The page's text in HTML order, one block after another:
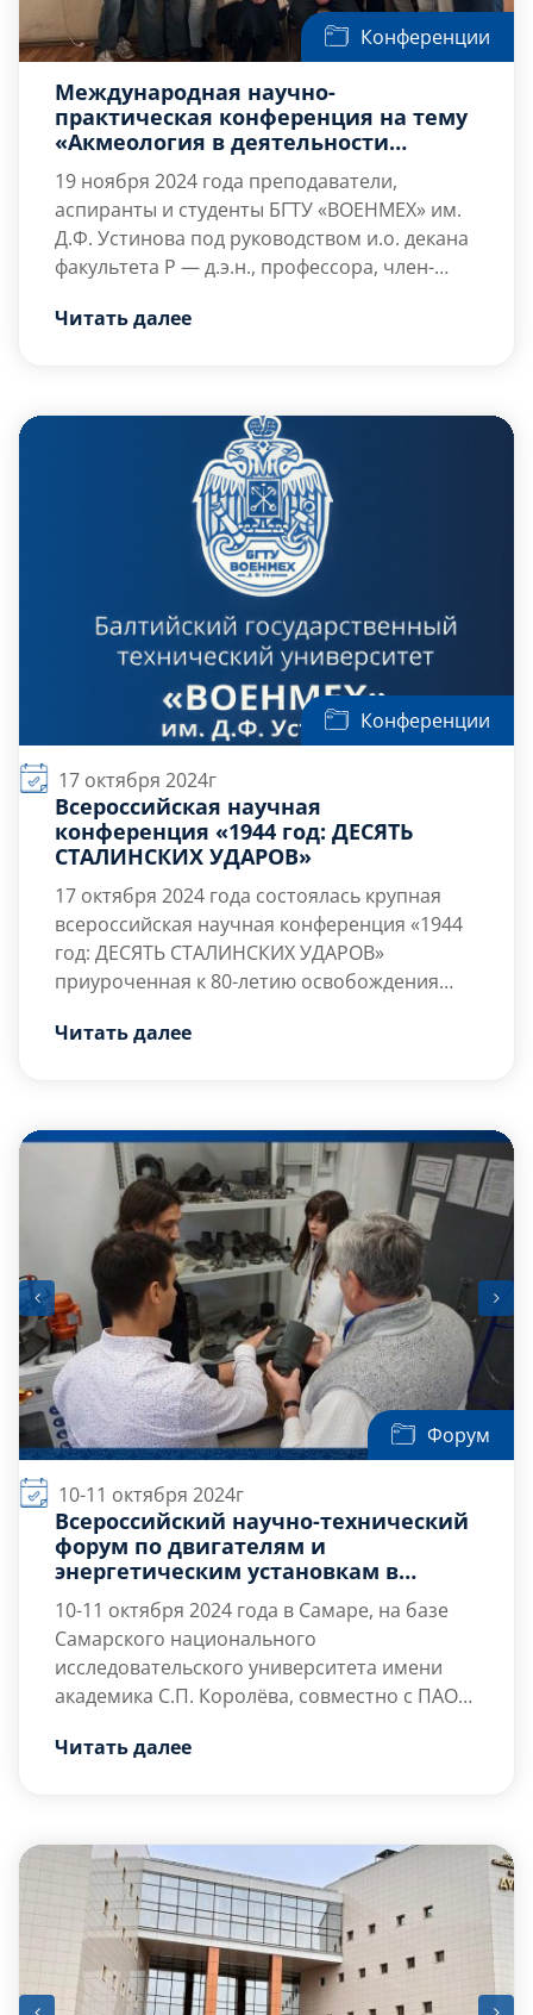
Конференции
Международная научно-
практическая конференция на тему
«Акмеология в деятельности
субъектов образования»
19 ноября 2024 года преподаватели,
аспиранты и студенты БГТУ «ВОЕНМЕХ» им.
Д.Ф. Устинова под руководством и.о. декана
факультета Р — д.э.н., профессора, член-
науки и высоких технологий Российской
Д.Ф. Устинова доктора техн. наук,
профессора Шашурина Александра
Евгеньевича, приняли участие в
международной […]
Читать далее
Конференции
17 октября 2024г
Всероссийская научная
конференция «1944 год: ДЕСЯТЬ
СТАЛИНСКИХ УДАРОВ»
17 октября 2024 года состоялась крупная
всероссийская научная конференция «1944
год: ДЕСЯТЬ СТАЛИНСКИХ УДАРОВ»
приуроченная к 80-летию освобождения
изгнания немецко-фашистских войск с
ПРЕЗИДЕНТСКАЯ БИБЛИОТЕКА,
РОССИЙСКОЕ ИСТОРИЧЕСКОЕ
ОБЩЕСТВО,
ФОНД ИСТОРИЯ ОТЕЧЕСТВА.
Десять сталинских ударов — это серия
крупных наступательных операций,
проведённых Советским Союзом в […]
Читать далее
Форум
10-11 октября 2024г
Всероссийский научно-технический
форум по двигателям и
энергетическим установкам в
Самаре
10-11 октября 2024 года в Самаре, на базе
Самарского национального
исследовательского университета имени
академика С.П. Королёва, совместно с ПАО
научно-технический форум по двигателям и
заключалась в выявлении потребностей
промышленного сектора России, а именно в
подготовке высококвалифицированных
кадров, внедрении и развитии
отечественных программных продуктов, […]
Читать далее